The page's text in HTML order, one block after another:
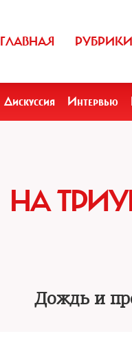
ГЛАВНАЯ РУБРИКИ
Дискуссия Интервью
НА
Дождь и